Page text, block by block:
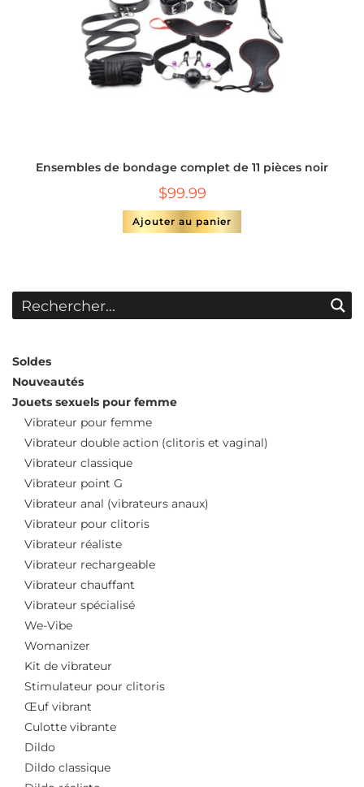
Ensembles de bondage complet de 11 pièces noir
$99.99
Ajouter au panier
Soldes
Nouveautés
Jouets sexuels pour femme
Vibrateur pour femme
Vibrateur double action (clitoris et vaginal)
Vibrateur classique
Vibrateur point G
Vibrateur anal (vibrateurs anaux)
Vibrateur pour clitoris
Vibrateur réaliste
Vibrateur rechargeable
Vibrateur chauffant
Vibrateur spécialisé
We-Vibe
Womanizer
Kit de vibrateur
Stimulateur pour clitoris
Œuf vibrant
Culotte vibrante
Dildo
Dildo classique